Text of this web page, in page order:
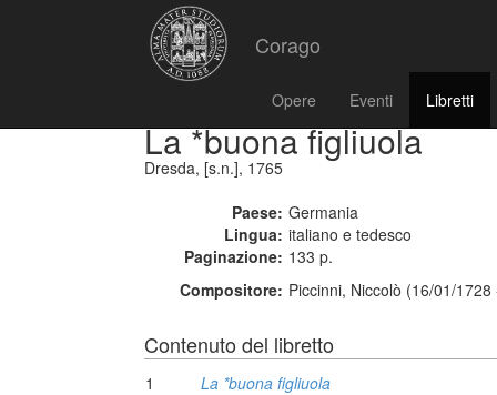
Corago
Opere Eventi Libretti
La *buona figliuola
Dresda, [s.n.], 1765
Paese: Germania
Lingua: italiano e tedesco
Paginazione: 133 p.
Compositore: Piccinni, Niccolò (16/01/
Contenuto del libretto
1
La *buona figliuola